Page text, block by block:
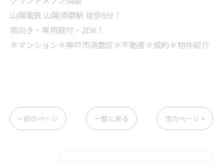
山陽電鉄 山陽須磨駅 徒歩6分！
南向き・専用庭付・2DK！
＃マンション＃神戸市須磨区＃不動産＃成約＃物件紹介
< 前のページ 一覧に戻る 次のページ >